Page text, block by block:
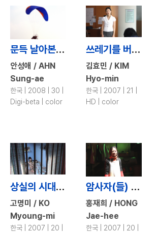
문득 날아본 하늘 / Out of the Blue, Out to the Blue
안성애 / AHN
Sung-ae
한국 | 2008 | 30 |
Digi-beta | color
쓰레기를 버리지 마세요 / No Litter
김효민 / KIM
Hyo-min
한국 | 2007 | 21 |
HD | color
상실의 시대 / Lost and Delirious
고명미 / KO
Myoung-mi
한국 | 2007 | 20 |
암사자(들) / Lioness(es)
홍재희 / HONG
Jae-hee
한국 | 2007 | 20 |